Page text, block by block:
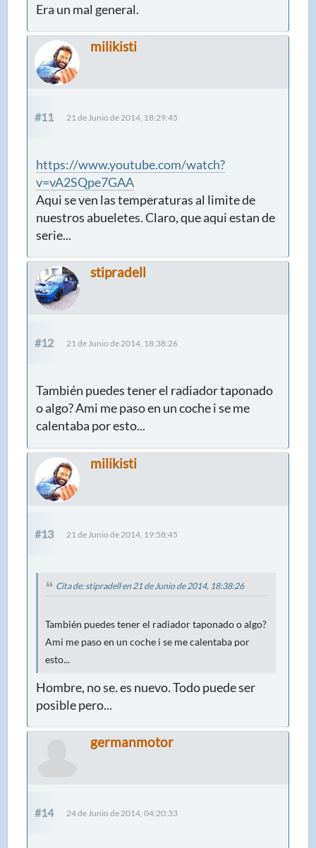
Era un mal general.
milikisti
#11 21 de Junio de 2014, 18:29:45
https://www.youtube.com/watch?
v=vA2SQpe7GAA
Aqui se ven las temperaturas al limite de
nuestros abueletes. Claro, que aqui estan de
serie...
stipradell
#12 21 de Junio de 2014, 18:38:26
También puedes tener el radiador taponado
o algo? Ami me paso en un coche i se me
calentaba por esto...
milikisti
#13 21 de Junio de 2014, 19:58:45
Cita de: stipradell en 21 de Junio de 2014, 18:38:26
También puedes tener el radiador taponado o algo?
Ami me paso en un coche i se me calentaba por
esto...
Hombre, no se. es nuevo. Todo puede ser
posible pero...
germanmotor
#14 24 de Junio de 2014, 04:20:33